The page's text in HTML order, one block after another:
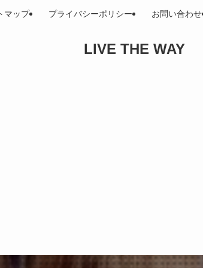
LIVE THE WAY
マップ プライバシーポリシー お問い合わせ